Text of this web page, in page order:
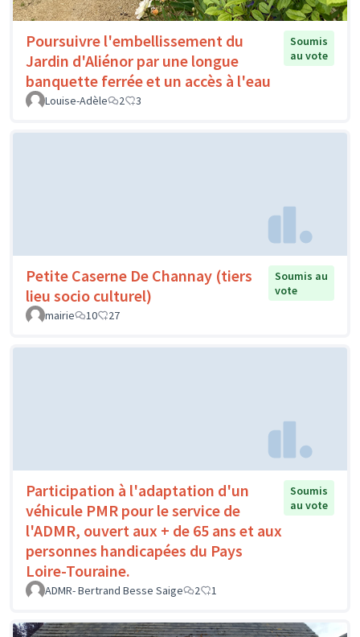
Poursuivre l'embellissement du
Jardin d'Aliénor par une longue
banquette ferrée et un accès à l'eau
Soumis
au vote
Louise-Adèle 2 3
Petite Caserne De Channay (tiers
lieu socio culturel)
Soumis au
vote
mairie
10 27
Participation à l'adaptation d'un
véhicule PMR pour le service de
l'ADMR, ouvert aux + de 65 ans et aux
personnes handicapées du Pays
Loire-Touraine.
Soumis
au vote
ADMR- Bertrand Besse Saige 2 1